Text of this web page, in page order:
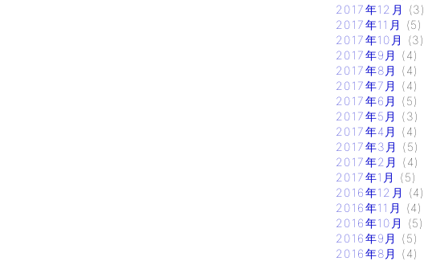
2017年12月
(3)
2017年11月
(5)
2017年10月
(3)
2017年9月
(4)
2017年8月
(4)
2017年7月
(4)
2017年6月
(5)
2017年5月
(3)
2017年4月
(4)
2017年3月
(5)
2017年2月
(4)
2017年1月
(5)
2016年12月
(4)
2016年11月
(4)
2016年10月
(5)
2016年9月
(5)
2016年8月
(4)